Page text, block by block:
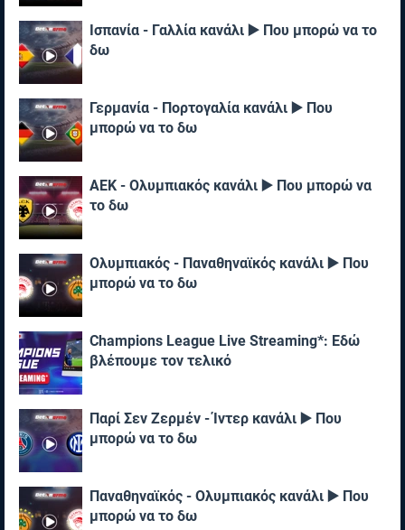
Ισπανία - Γαλλία κανάλι ▶️ Που μπορώ να το
δω
Γερμανία - Πορτογαλία κανάλι ▶️ Που
μπορώ να το δω
ΑΕΚ - Ολυμπιακός κανάλι ▶️ Που μπορώ να
το δω
Ολυμπιακός - Παναθηναϊκός κανάλι ▶️ Που
μπορώ να το δω
Champions League Live Streaming*: Εδώ
βλέπουμε τον τελικό
Παρί Σεν Ζερμέν - Ίντερ κανάλι ▶️ Που
μπορώ να το δω
Παναθηναϊκός - Ολυμπιακός κανάλι ▶️ Που
μπορώ να το δω